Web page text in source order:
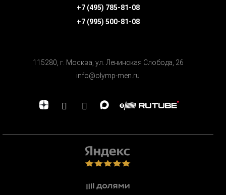
+7 (495) 785-81-08
+7 (995) 500-81-08
115280, г. Москва, ул. Ленинская Cлобода, 26
info@olymp-men.ru